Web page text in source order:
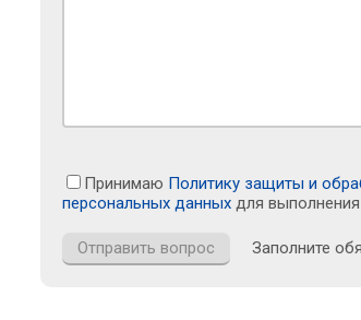
Принимаю Политику защиты и
персональных данных для выполнения
Заполните